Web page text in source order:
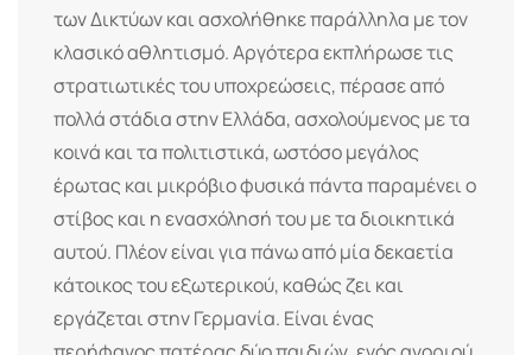
των Δικτύων και ασχολήθηκε παράλληλα με τον
κλασικό αθλητισμό. Αργότερα εκπλήρωσε τις
στρατιωτικές του υποχρεώσεις, πέρασε από
πολλά στάδια στην Ελλάδα, ασχολούμενος με τα
κοινά και τα πολιτιστικά, ωστόσο μεγάλος
έρωτας και μικρόβιο φυσικά πάντα παραμένει ο
στίβος και η ενασχόλησή του με τα διοικητικά
αυτού. Πλέον είναι για πάνω από μία δεκαετία
κάτοικος του εξωτερικού, καθώς ζει και
εργάζεται στην Γερμανία. Είναι ένας